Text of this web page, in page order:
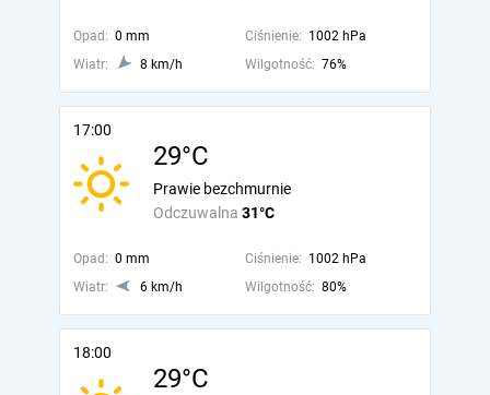
Opad: 0 mm Ciśnienie: 1002 hPa
Wiatr:
8 km/h Wilgotność: 76%
17:00
29°C
Odczuwalna 31°C
Prawie bezchmurnie
Opad: 0 mm Ciśnienie: 1002 hPa
Wiatr:
6 km/h Wilgotność: 80%
18:00
29°C